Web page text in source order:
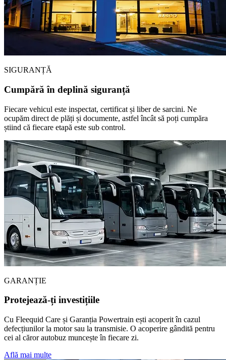
SIGURANȚĂ
Cumpără în deplină siguranță
Fiecare vehicul este inspectat, certificat și liber de sarcini. Ne
ocupăm direct de plăți și documente, astfel încât să poți cumpăra
știind că fiecare etapă este sub control.
GARANȚIE
Protejează-ți investițiile
Cu Fleequid Care și Garanția Powertrain ești acoperit în cazul
defecțiunilor la motor sau la transmisie. O acoperire gândită pentru
cei al căror autobuz muncește în fiecare zi.
Află mai multe